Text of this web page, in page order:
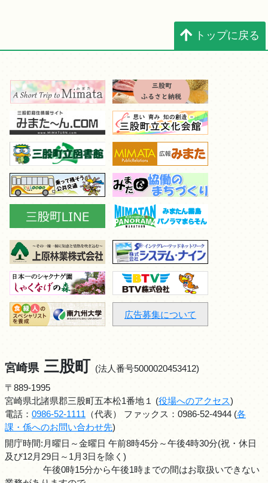
トップに戻る
広告募集について
宮崎県 三股町 (法人番号5000020453412)
〒889-1995
宮崎県北諸県郡三股町五本松1番地１ (役場へのアクセス)
電話： 0986-52-1111 （代表） ファックス：0986-52-4944 (各
課・係へのお問い合わせ先)
開庁時間:月曜日～金曜日 午前8時45分～午後4時30分(祝・休日
及び12月29日～1月3日を除く)
午後0時15分から午後1時までの間はお取扱いできない